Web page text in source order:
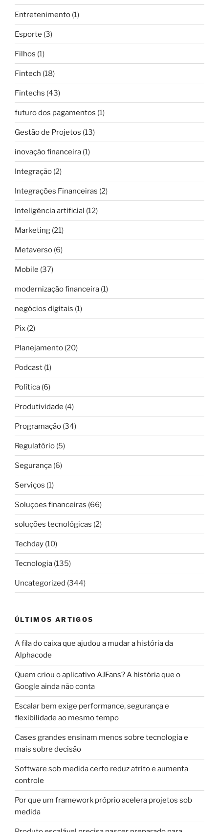
Entretenimento (1)
Esporte (3)
Filhos (1)
Fintech (18)
Fintechs (43)
futuro dos pagamentos (1)
Gestão de Projetos (13)
inovação financeira (1)
Integração (2)
Integrações Financeiras (2)
Inteligência artificial (12)
Marketing (21)
Metaverso (6)
Mobile (37)
modernização financeira (1)
negócios digitais (1)
Pix (2)
Planejamento (20)
Podcast (1)
Política (6)
Produtividade (4)
Programação (34)
Regulatório (5)
Segurança (6)
Serviços (1)
Soluções financeiras (66)
soluções tecnológicas (2)
Techday (10)
Tecnologia (135)
Uncategorized (344)
ÚLTIMOS ARTIGOS
A fila do caixa que ajudou a mudar a história da
Alphacode
Quem criou o aplicativo AJFans? A história que o
Google ainda não conta
Escalar bem exige performance, segurança e
flexibilidade ao mesmo tempo
Cases grandes ensinam menos sobre tecnologia e
mais sobre decisão
Software sob medida certo reduz atrito e aumenta
controle
Por que um framework próprio acelera projetos sob
medida